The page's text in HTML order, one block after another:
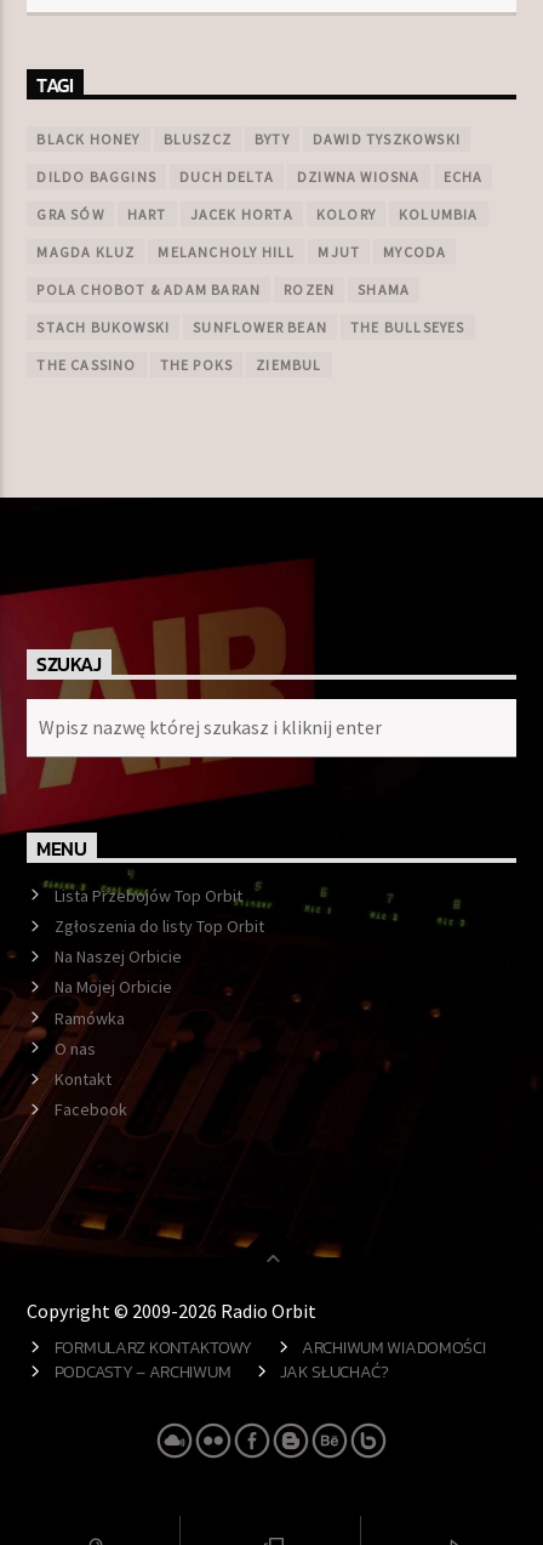
TAGI
BLACK HONEY BLUSZCZ BYTY DAWID TYSZKOWSKI
DILDO BAGGINS DUCH DELTA DZIWNA WIOSNA ECHA
GRA SÓW HART JACEK HORTA KOLORY KOLUMBIA
MAGDA KLUZ MELANCHOLY HILL MJUT MYCODA
POLA CHOBOT & ADAM BARAN ROZEN SHAMA
STACH BUKOWSKI SUNFLOWER BEAN THE BULLSEYES
THE CASSINO THE POKS ZIEMBUL
SZUKAJ
MENU
Lista Przebojów Top Orbit
Zgłoszenia do listy Top Orbit
Na Naszej Orbicie
Na Mojej Orbicie
Ramówka
O nas
Kontakt
Facebook
Copyright © 2009-2026 Radio Orbit
FORMULARZ KONTAKTOWY
ARCHIWUM WIADOMOŚCI
PODCASTY – ARCHIWUM
JAK SŁUCHAĆ?